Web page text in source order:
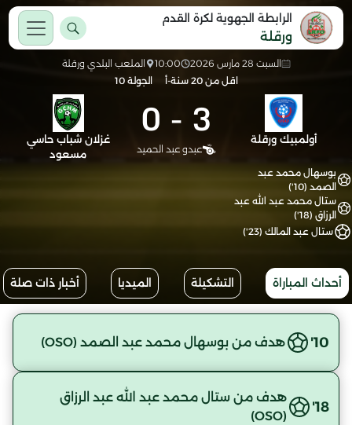
الرابطة الجهوية لكرة القدم
ورقلة
السبت 28 مارس 2026 10:00
الملعب البلدي ورقلة
اقل من 20 سنة-أ
الجولة 10
أولمبيك ورقلة 3
-
0
عبدو عبد الحميد
غزلان شباب حاسي
مسعود
بوسهال محمد عبد
الصمد (10')
ستال محمد عبد الله عبد
الرزاق (18')
ستال عبد المالك (23')
أحداث المباراة التشكيلة الميديا أخبار ذات صلة
10' هدف من بوسهال محمد عبد الصمد (OSO)
18'
هدف من ستال محمد عبد الله عبد الرزاق
(OSO)